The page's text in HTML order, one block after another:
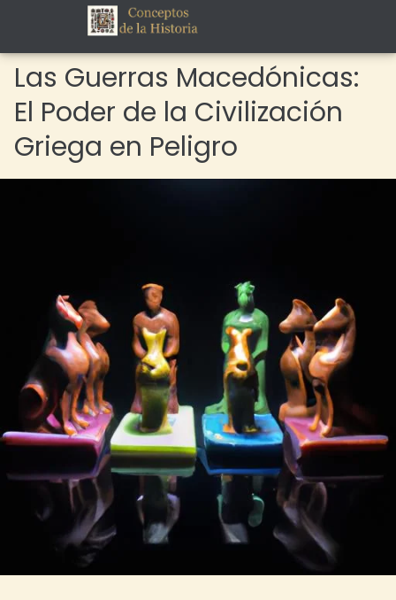
Las Guerras Macedónicas:
El Poder de la Civilización
Griega en Peligro